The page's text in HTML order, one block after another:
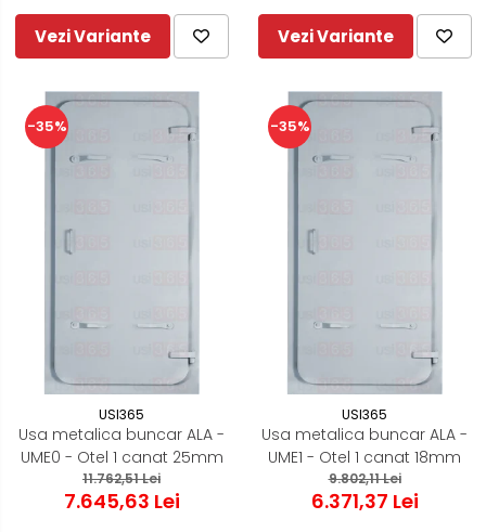
Vezi Variante Vezi Variante
-35%
USI365
Usa metalica buncar ALA -
UME0 - Otel 1 canat 25mm
11.762,51 Lei
7.645,63 Lei
-35%
USI365
Usa metalica buncar ALA -
UME1 - Otel 1 canat 18mm
9.802,11 Lei
6.371,37 Lei